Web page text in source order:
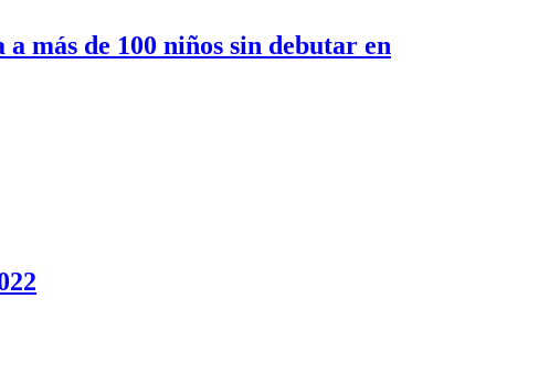
más de 100 niños sin debutar en